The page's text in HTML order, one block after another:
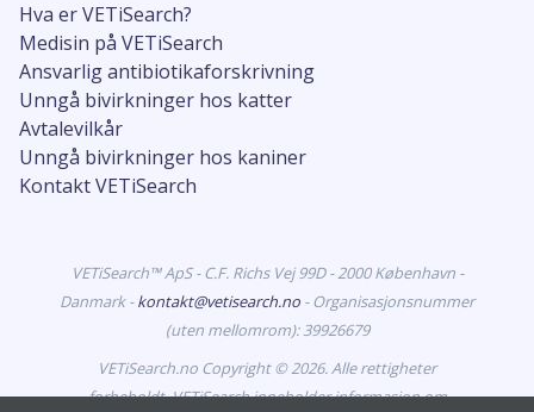
Hva er VETiSearch?
Medisin på VETiSearch
Ansvarlig antibiotikaforskrivning
Unngå bivirkninger hos katter
Avtalevilkår
Unngå bivirkninger hos kaniner
Kontakt VETiSearch
VETiSearch™ ApS - C.F. Richs Vej 99D - 2000 København -
Danmark -kontakt@vetisearch.no - Organisasjonsnummer
(uten mellomrom): 39926679
VETiSearch.no Copyright © 2026. Alle rettigheter
forbeholdt. VETiSearch inneholder informasjon om